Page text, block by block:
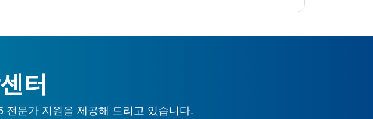
터
전문가 지원을 제공해 드리고 있습니다.